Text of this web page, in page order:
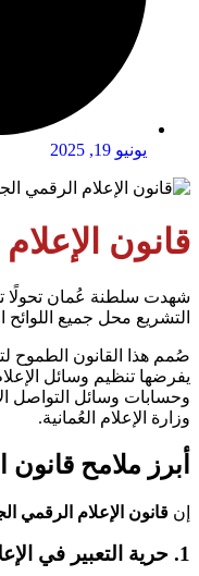
يونيو 19, 2025
قانون
شهدت سلطنة عُمان تحولًا
التشريع محل جميع اللوائح
صُمم هذا القانون الطموح
يفرضها تنظيم وسائل
وحسابات وسائل التواصل
وزارة الإعلام العُمانية.
أبرز ملامح
إن قانون الإعلام الرقمي
1. حرية التعبير في الإعلام العماني: التوازن مع المسؤولية